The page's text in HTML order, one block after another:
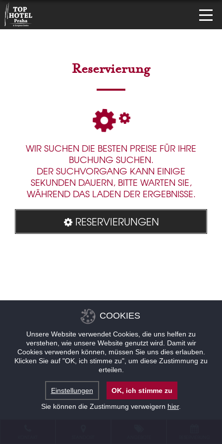
Reservierung
WIR SUCHEN DIE BESTEN PREISE FÜR IHRE
BUCHUNG SUCHEN.
DER SUCHVORGANG KANN EINIGE
SEKUNDEN DAUERN, BITTE WARTEN SIE,
WÄHREND DAS LADEN DER ERGEBNISSE.
RESERVIERUNGEN
COOKIES
Unsere Website verwendet Cookies, die uns helfen zu
verstehen, wie unsere Website genutzt wird. Damit wir
Cookies verwenden können, müssen Sie uns dies erlauben.
Klicken Sie auf "OK, ich stimme zu", um diese Zustimmung zu
erteilen.
Einstellungen
OK, ich stimme zu
Sie können die Zustimmung verweigern hier.